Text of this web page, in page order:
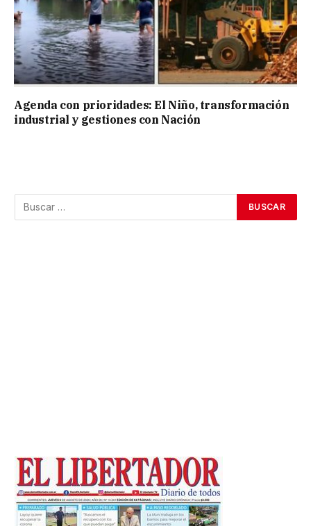
Agenda con prioridades: El Niño, transformación
industrial y gestiones con Nación